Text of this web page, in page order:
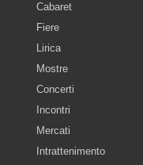
Cabaret
Fiere
Lirica
Mostre
Concerti
Incontri
Mercati
Intrattenimento